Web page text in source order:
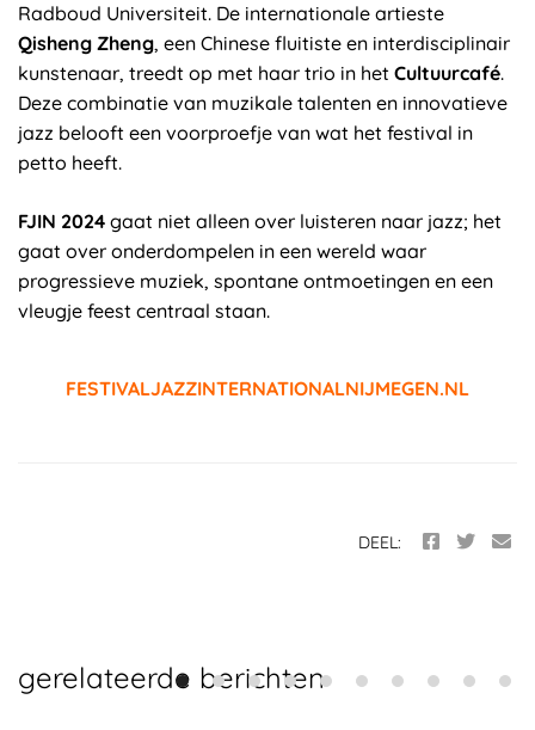
Radboud Universiteit. De internationale artieste
Qisheng Zheng, een Chinese fluitiste en interdisciplinair
kunstenaar, treedt op met haar trio in het Cultuurcafé.
Deze combinatie van muzikale talenten en innovatieve
jazz belooft een voorproefje van wat het festival in
petto heeft.
FJIN 2024 gaat niet alleen over luisteren naar jazz; het
gaat over onderdompelen in een wereld waar
progressieve muziek, spontane ontmoetingen en een
vleugje feest centraal staan.
FESTIVALJAZZINTERNATIONALNIJMEGEN.NL
DEEL:
gerelateerde berichten